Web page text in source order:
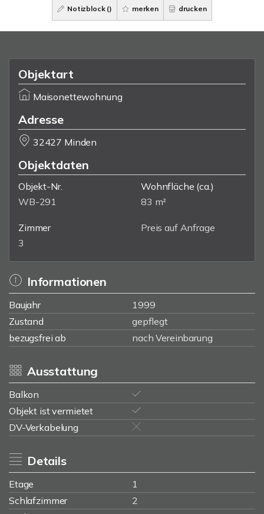
Notizblock () merken drucken
Objektart
Maisonettewohnung
Adresse
32427 Minden
Objektdaten
Objekt-Nr.
WB-291
Wohnfläche (ca.)
83 m²
Zimmer
3
Preis auf Anfrage
Informationen
Baujahr
1999
Zustand
gepflegt
bezugsfrei ab
nach Vereinbarung
Ausstattung
Balkon
Objekt ist vermietet
DV-Verkabelung
Details
Etage
1
Schlafzimmer
2